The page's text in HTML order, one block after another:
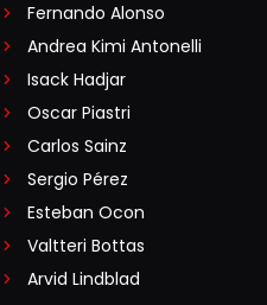
Fernando Alonso
Andrea Kimi Antonelli
Isack Hadjar
Oscar Piastri
Carlos Sainz
Sergio Pérez
Esteban Ocon
Valtteri Bottas
Arvid Lindblad